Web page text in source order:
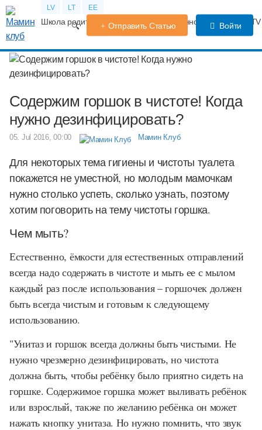
LV LT EE
Школа родителей Календарь беременности Форум
Отправить Статью Войти
Содержим горшок в чистоте! Когда
нужно дезинфицировать?
05. Jul 2016, 00:00 Мамин Клуб
Для некоторых тема гигиены и чистоты туалета
покажется не уместной, но молодым мамочкам
нужно столько успеть, сколько узнать, поэтому
хотим поговорить на тему чистоты горшка.
Чем мыть?
Естественно, ёмкости для естественных отправлений
всегда надо содержать в чистоте и мыть ее с мылом
каждый раз после использования – горшочек должен
быть всегда чистым и готовым к следующему
использованию.
"Унитаз и горшок всегда должны быть чистыми. Не
нужно чрезмерно дезинфицировать, но чистота
должна быть, чтобы ребёнку было приятно сидеть на
горшке. Содержимое горшка может выливать ребёнок
или взрослый, также по желанию ребёнка он может
нажать кнопку унитаза. Но нужно помнить, что звук